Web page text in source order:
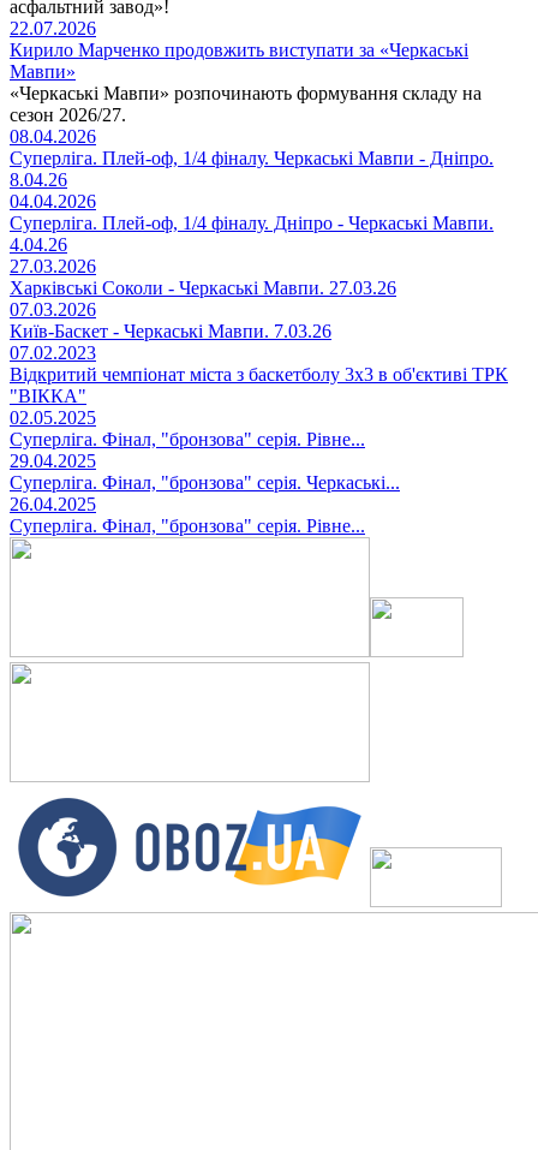
асфальтний завод»!
22.07.2026
Кирило Марченко продовжить виступати за «Черкаські
Мавпи»
«Черкаські Мавпи» розпочинають формування складу на
сезон 2026/27.
08.04.2026
Суперліга. Плей-оф, 1/4 фіналу. Черкаські Мавпи - Дніпро.
8.04.26
04.04.2026
Суперліга. Плей-оф, 1/4 фіналу. Дніпро - Черкаські Мавпи.
4.04.26
27.03.2026
Харківські Соколи - Черкаські Мавпи. 27.03.26
07.03.2026
Київ-Баскет - Черкаські Мавпи. 7.03.26
07.02.2023
Відкритий чемпіонат міста з баскетболу 3х3 в об'єктиві ТРК
"ВІККА"
02.05.2025
Суперліга. Фінал, "бронзова" серія. Рівне...
29.04.2025
Суперліга. Фінал, "бронзова" серія. Черкаські...
26.04.2025
Суперліга. Фінал, "бронзова" серія. Рівне...